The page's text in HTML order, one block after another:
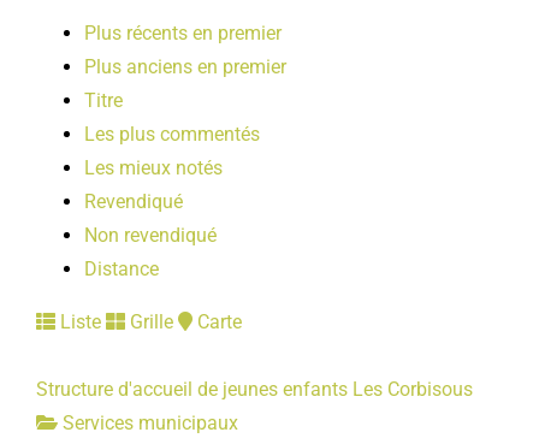
Plus récents en premier
Plus anciens en premier
Titre
Les plus commentés
Les mieux notés
Revendiqué
Non revendiqué
Distance
Liste Grille Carte
Structure d'accueil de jeunes enfants Les Corbisous
Services municipaux